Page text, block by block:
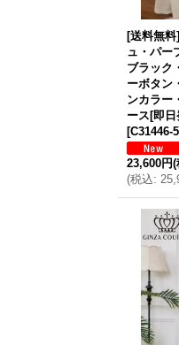
[送料無
ュ・パー
ブラック
ーボタン
ンカラー
ース[即
[C31446-5
23,600円(
(税込: